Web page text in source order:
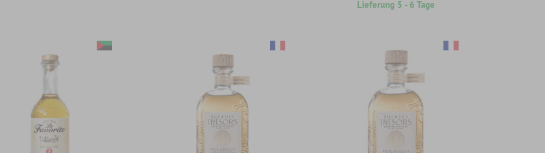
Lieferung 5 - 6 Tage